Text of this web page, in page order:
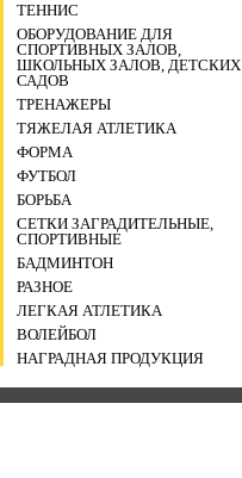
ТЕННИС
ОБОРУДОВАНИЕ ДЛЯ
СПОРТИВНЫХ ЗАЛОВ,
ШКОЛЬНЫХ ЗАЛОВ, ДЕТСКИХ
САДОВ
ТРЕНАЖЕРЫ
ТЯЖЕЛАЯ АТЛЕТИКА
ФОРМА
ФУТБОЛ
БОРЬБА
СЕТКИ ЗАГРАДИТЕЛЬНЫЕ,
СПОРТИВНЫЕ
БАДМИНТОН
РАЗНОЕ
ЛЕГКАЯ АТЛЕТИКА
ВОЛЕЙБОЛ
НАГРАДНАЯ ПРОДУКЦИЯ